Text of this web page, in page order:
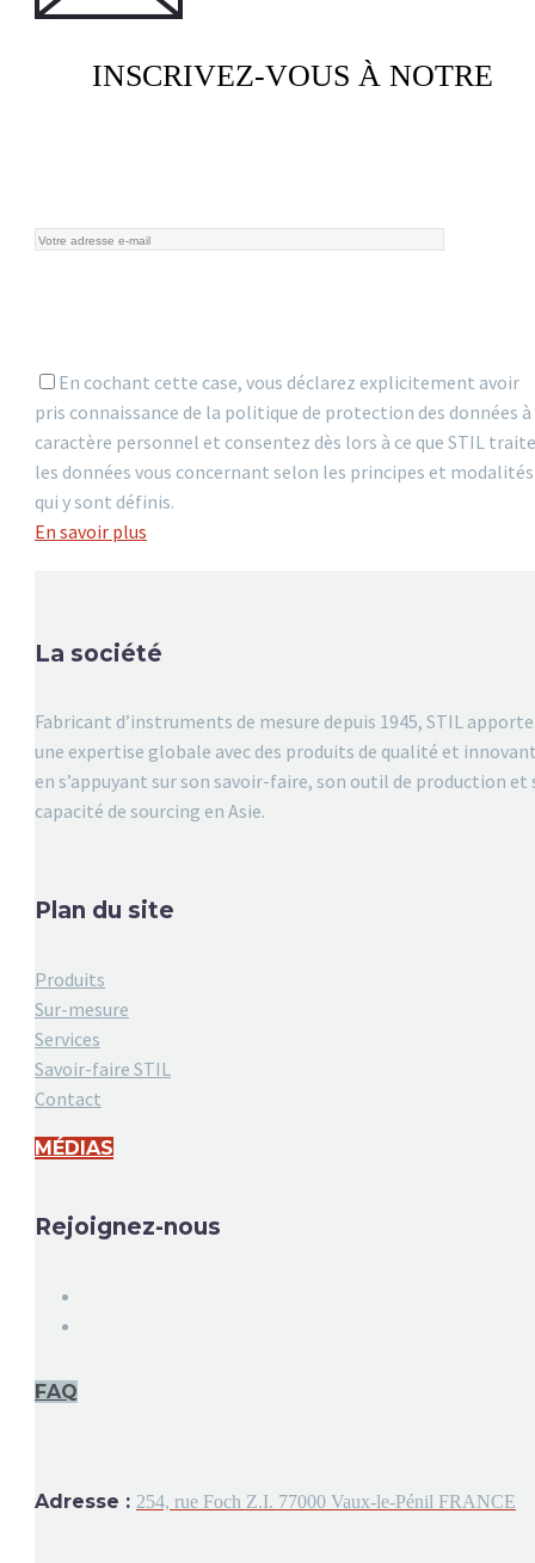
INSCRIVEZ-VOUS À NOTRE
En cochant cette case, vous déclarez explicitement avoir
pris connaissance de la politique de protection des données à
caractère personnel et consentez dès lors à ce que STIL traite
les données vous concernant selon les principes et modalités
qui y sont définis.
En savoir plus
La société
Fabricant d’instruments de mesure depuis 1945, STIL apporte
une expertise globale avec des produits de qualité et
en s’appuyant sur son savoir-faire, son outil de production et
capacité de sourcing en Asie.
Plan du site
Produits
Sur-mesure
Services
Savoir-faire STIL
Contact
MÉDIAS
Rejoignez-nous
FAQ
Adresse : 254, rue Foch Z.I. 77000 Vaux-le-Pénil FRANCE